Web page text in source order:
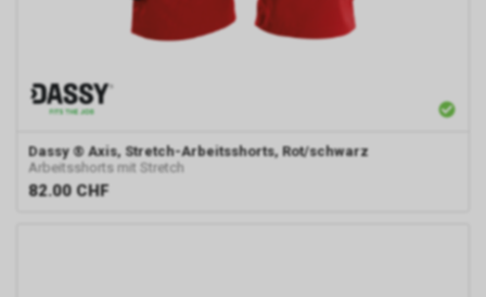
Dassy ® Axis, Stretch-Arbeitsshorts, Rot/schwarz
Arbeitsshorts mit Stretch
82.00 CHF